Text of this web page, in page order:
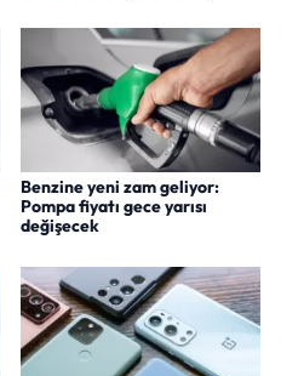
Benzine yeni zam geliyor:
Pompa fiyatı gece yarısı
değişecek